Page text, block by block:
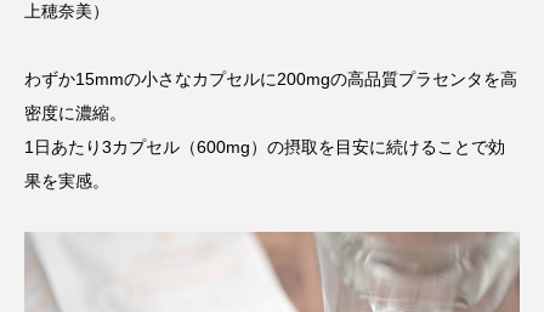
上穂奈美）
わずか15mmの小さなカプセルに200mgの高品質プラセンタを高
密度に濃縮。
1日あたり3カプセル（600mg）の摂取を目安に続けることで効
果を実感。